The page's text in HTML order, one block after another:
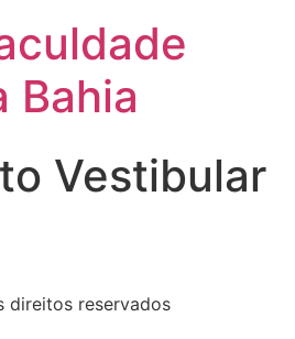
Bahia
Vestibular
direitos reservados